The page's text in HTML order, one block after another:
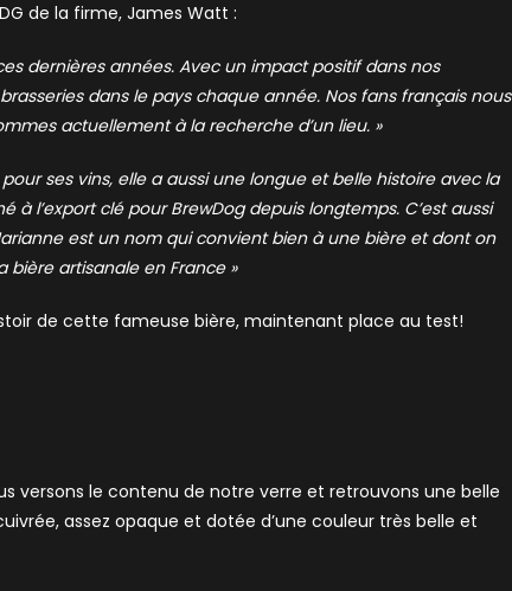
de la firme, James Watt :
dernières années. Avec un impact positif dans nos
dans le pays chaque année. Nos fans français nous
actuellement à la recherche d’un lieu. »
ses vins, elle a aussi une longue et belle histoire avec la
à l’export clé pour BrewDog depuis longtemps. C’est aussi
est un nom qui convient bien à une bière et dont on
bière artisanale en France »
de cette fameuse bière, maintenant place au test!
versons le contenu de notre verre et retrouvons une belle
assez opaque et dotée d’une couleur très belle et